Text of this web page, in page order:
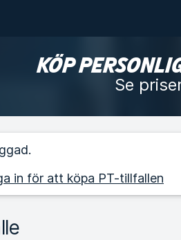
KÖP
Se
in för att köpa PT-tillfallen